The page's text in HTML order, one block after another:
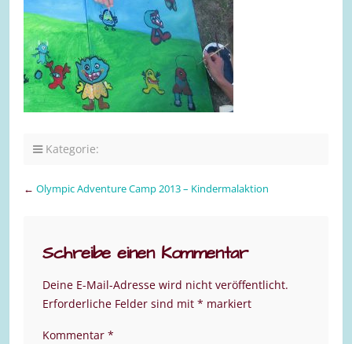
Kategorie:
← Olympic Adventure Camp 2013 – Kindermalaktion
Schreibe einen Kommentar
Deine E-Mail-Adresse wird nicht veröffentlicht.
Erforderliche Felder sind mit * markiert
Kommentar *